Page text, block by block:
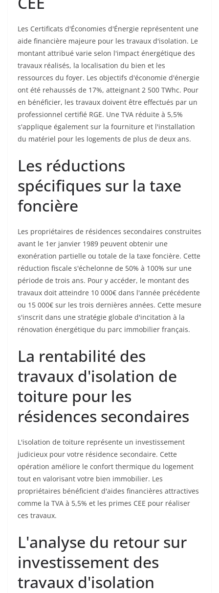
Les Certificats d'Économies d'Énergie représentent une
aide financière majeure pour les travaux d'isolation. Le
montant attribué varie selon l'impact énergétique des
travaux réalisés, la localisation du bien et les
ressources du foyer. Les objectifs d'économie d'énergie
ont été rehaussés de 17%, atteignant 2 500 TWhc. Pour
en bénéficier, les travaux doivent être effectués par un
professionnel certifié RGE. Une TVA réduite à 5,5%
s'applique également sur la fourniture et l'installation
du matériel pour les logements de plus de deux ans.
Les réductions
spécifiques sur la taxe
foncière
Les propriétaires de résidences secondaires construites
avant le 1er janvier 1989 peuvent obtenir une
exonération partielle ou totale de la taxe foncière. Cette
réduction fiscale s'échelonne de 50% à 100% sur une
période de trois ans. Pour y accéder, le montant des
travaux doit atteindre 10 000€ dans l'année précédente
ou 15 000€ sur les trois dernières années. Cette mesure
s'inscrit dans une stratégie globale d'incitation à la
rénovation énergétique du parc immobilier français.
La rentabilité des
travaux d'isolation de
toiture pour les
résidences secondaires
L'isolation de toiture représente un investissement
judicieux pour votre résidence secondaire. Cette
opération améliore le confort thermique du logement
tout en valorisant votre bien immobilier. Les
propriétaires bénéficient d'aides financières attractives
comme la TVA à 5,5% et les primes CEE pour réaliser
ces travaux.
L'analyse du retour sur
investissement des
travaux d'isolation